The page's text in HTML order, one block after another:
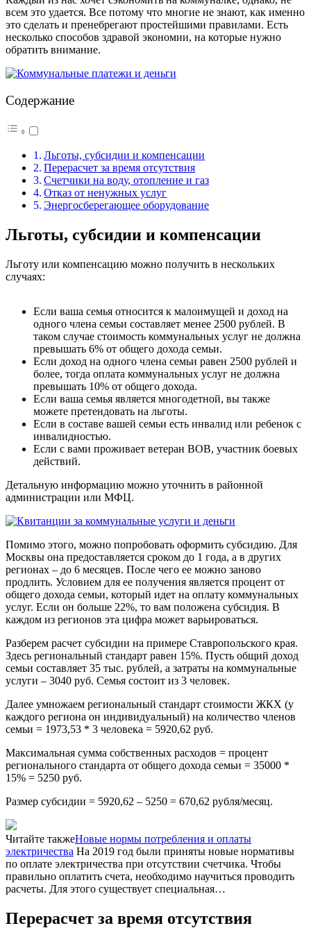
всем это удается. Все потому что многие не знают, как именно
это сделать и пренебрегают простейшими правилами. Есть
несколько способов здравой экономии, на которые нужно
обратить внимание.
Содержание
Льготы, субсидии и компенсации
Перерасчет за время отсутствия
Счетчики на воду, отопление и газ
Отказ от ненужных услуг
Энергосберегающее оборудование
Льготы, субсидии и компенсации
Льготу или компенсацию можно получить в нескольких
случаях:
Если ваша семья относится к малоимущей и доход на
одного члена семьи составляет менее 2500 рублей. В
таком случае стоимость коммунальных услуг не должна
превышать 6% от общего дохода семьи.
Если доход на одного члена семьи равен 2500 рублей и
более, тогда оплата коммунальных услуг не должна
превышать 10% от общего дохода.
Если ваша семья является многодетной, вы также
можете претендовать на льготы.
Если в составе вашей семьи есть инвалид или ребенок с
инвалидностью.
Если с вами проживает ветеран ВОВ, участник боевых
действий.
Детальную информацию можно уточнить в районной
администрации или МФЦ.
Помимо этого, можно попробовать оформить субсидию. Для
Москвы она предоставляется сроком до 1 года, а в других
регионах – до 6 месяцев. После чего ее можно заново
продлить. Условием для ее получения является процент от
общего дохода семьи, который идет на оплату коммунальных
услуг. Если он больше 22%, то вам положена субсидия. В
каждом из регионов эта цифра может варьироваться.
Разберем расчет субсидии на примере Ставропольского края.
Здесь региональный стандарт равен 15%. Пусть общий доход
семьи составляет 35 тыс. рублей, а затраты на коммунальные
услуги – 3040 руб. Семья состоит из 3 человек.
Далее умножаем региональный стандарт стоимости ЖКХ (у
каждого региона он индивидуальный) на количество членов
семьи = 1973,53 * 3 человека = 5920,62 руб.
Максимальная сумма собственных расходов = процент
регионального стандарта от общего дохода семьи = 35000 *
15% = 5250 руб.
Размер субсидии = 5920,62 – 5250 = 670,62 рубля/месяц.
Читайте такжеНовые нормы потребления и оплаты
электричества На 2019 год были приняты новые нормативы
по оплате электричества при отсутствии счетчика. Чтобы
правильно оплатить счета, необходимо научиться проводить
расчеты. Для этого существует специальная…
Перерасчет за время отсутствия